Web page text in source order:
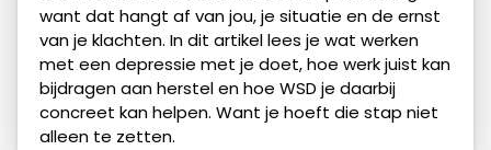
want dat hangt af van jou, je situatie en de ernst
van je klachten. In dit artikel lees je wat werken
met een depressie met je doet, hoe werk juist kan
bijdragen aan herstel en hoe WSD je daarbij
concreet kan helpen. Want je hoeft die stap niet
alleen te zetten.